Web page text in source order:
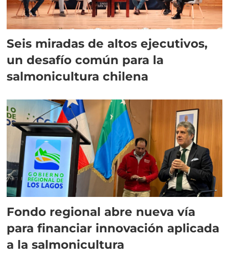
Seis miradas de altos ejecutivos,
un desafío común para la
salmonicultura chilena
Fondo regional abre nueva vía
para financiar innovación aplicada
a la salmonicultura